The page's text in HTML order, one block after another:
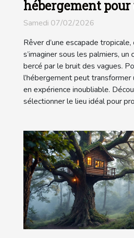
hébergement pour
escapade tropicale ?
Samedi 07/02/2026
Rêver d’une escapade tropicale,
s’imaginer sous les palmiers, un
bercé par le bruit des vagues.
l’hébergement peut transformer
en expérience inoubliable.
sélectionner le lieu idéal pour